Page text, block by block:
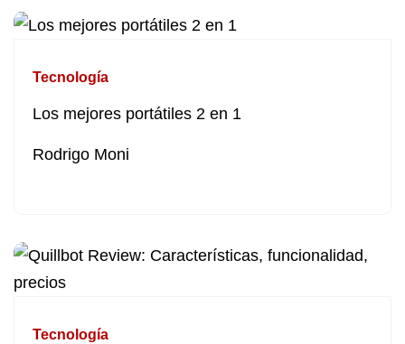
Tecnología
Los mejores portátiles 2 en 1
Rodrigo Moni
Tecnología